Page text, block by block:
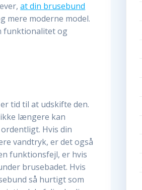
at din brusebund
mere moderne model.
funktionalitet og
tid til at udskifte den.
længere kan
Hvis din
vandtryk, er det også
funktionsfejl, er hvis
brusebadet. Hvis
så hurtigt som